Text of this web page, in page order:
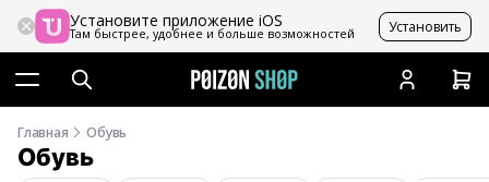
Установите приложение iOS
Там быстрее, удобнее и больше возможностей Установить
Главная Обувь
Обувь